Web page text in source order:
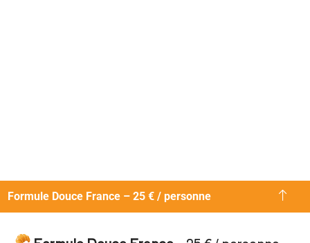
Formule Douce France – 25 € / personne